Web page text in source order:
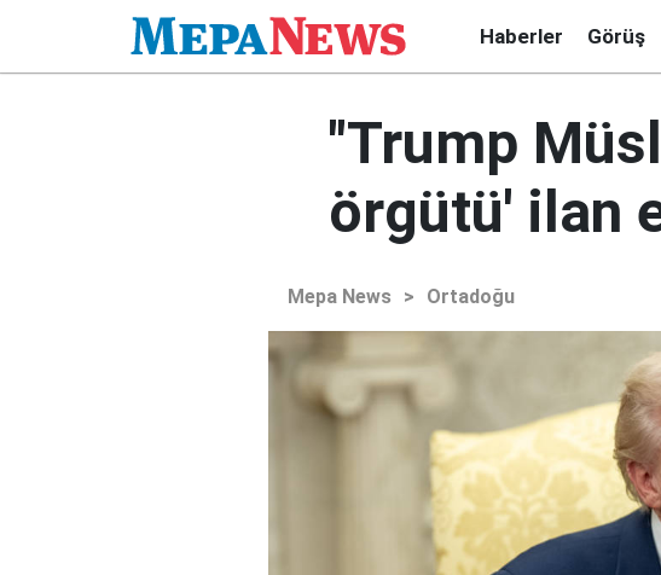
Haberler Görüş
"Trump
örgütü' ilan
Mepa News > Ortadoğu